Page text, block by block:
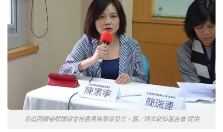
家庭照顧者關懷總會祕書長陳景寧發言。圖／婦女新知基金會 提供